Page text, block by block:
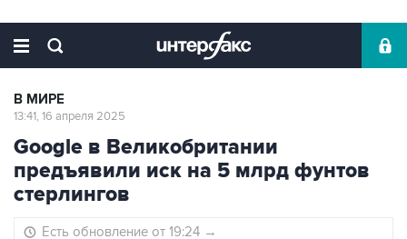
В МИРЕ
13:41, 16 апреля 2025
Google в Великобритании
предъявили иск на 5 млрд фунтов
стерлингов
Есть обновление от 19:24 →